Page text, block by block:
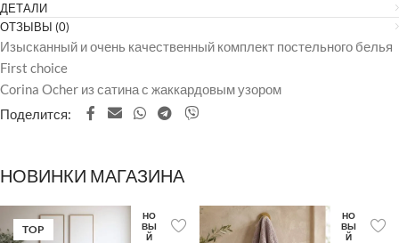
ДЕТАЛИ
ОТЗЫВЫ (0)
Изысканный и очень качественный комплект постельного белья
First choice
Corina Ocher из сатина с жаккардовым узором
Поделится:
НОВИНКИ МАГАЗИНА
НО
ВЫ
Й
TOP
НО
ВЫ
Й